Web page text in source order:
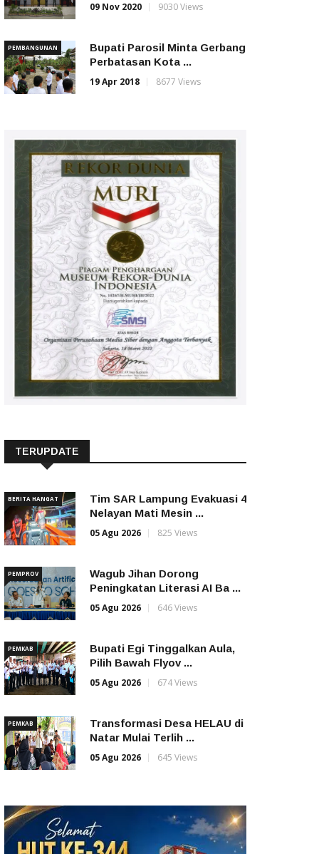
09 Nov 2020
9030 Views
PEMBANGUNAN
Bupati Parosil Minta Gerbang
Perbatasan Kota ...
19 Apr 2018
8677 Views
TERUPDATE
BERITA HANGAT
Tim SAR Lampung Evakuasi 4
Nelayan Mati Mesin ...
05 Agu 2026
825 Views
PEMPROV
Wagub Jihan Dorong
Peningkatan Literasi AI Ba ...
05 Agu 2026
646 Views
PEMKAB
Bupati Egi Tinggalkan Aula,
Pilih Bawah Flyov ...
05 Agu 2026
674 Views
PEMKAB
Transformasi Desa HELAU di
Natar Mulai Terlih ...
05 Agu 2026
645 Views